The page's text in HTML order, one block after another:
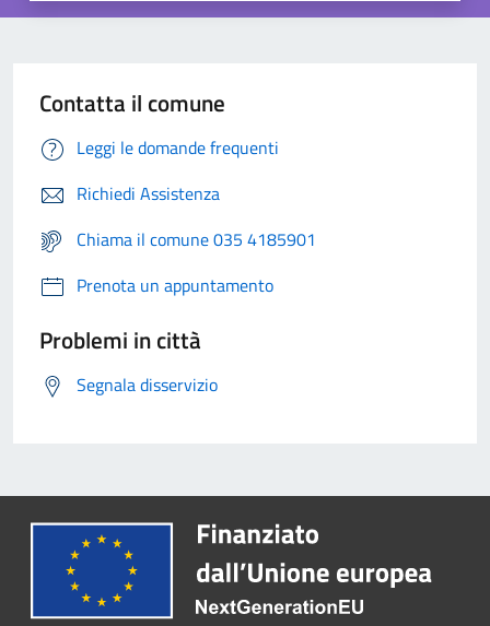
Contatta il comune
Leggi le domande frequenti
Richiedi Assistenza
Chiama il comune 035 4185901
Prenota un appuntamento
Problemi in città
Segnala disservizio